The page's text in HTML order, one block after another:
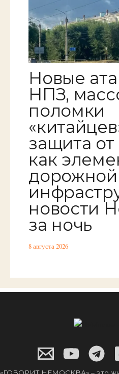
Новые
НПЗ,
поломки
защита
как
дорожной
новости
за ночь
8 августа 2026